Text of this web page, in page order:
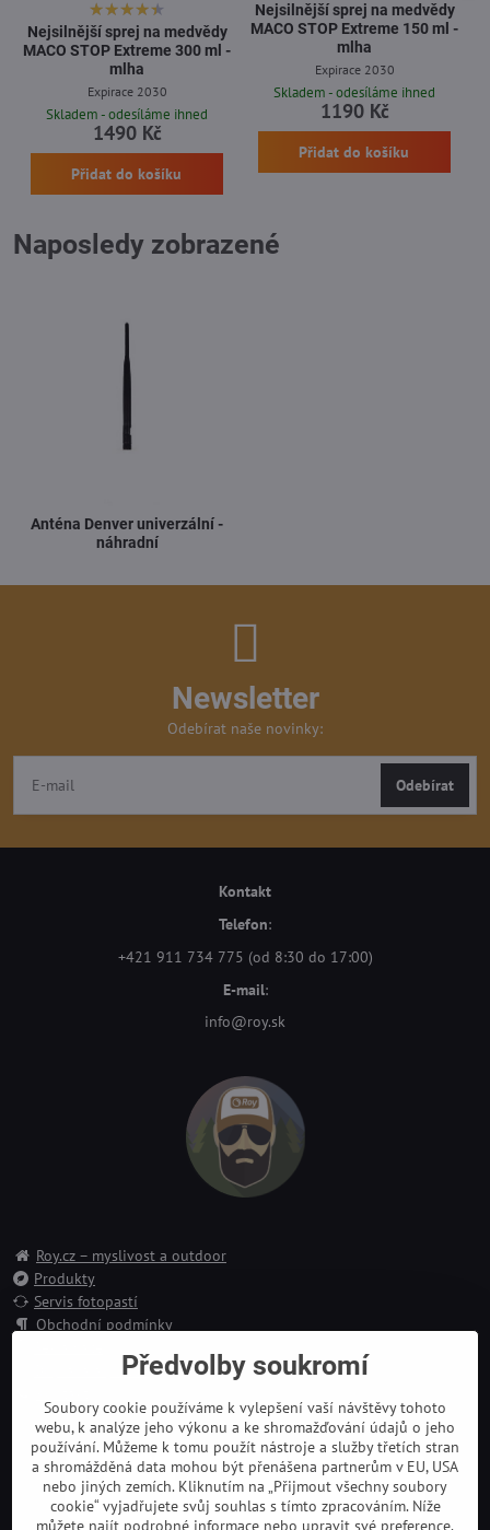
Nejsilnější sprej na medvědy
MACO STOP Extreme 300 ml -
mlha
Expirace 2030
Skladem - odesíláme ihned
1490 Kč
Přidat do košíku
Nejsilnější sprej na medvědy
MACO STOP Extreme 150 ml -
mlha
Expirace 2030
Skladem - odesíláme ihned
1190 Kč
Přidat do košíku
Naposledy zobrazené
Anténa Denver univerzální -
náhradní
Newsletter
Odebírat naše novinky:
Odebírat
Kontakt
Telefon:
+421 911 734 775 (od 8:30 do 17:00)
E-mail:
info@roy.sk
Roy.cz – myslivost a outdoor
Produkty
Servis fotopastí
Obchodní podmínky
Doprava a platbaPředvolby soukromí
Soubory cookie používáme k vylepšení vaší návštěvy tohoto
webu, k analýze jeho výkonu a ke shromažďování údajů o jeho
používání. Můžeme k tomu použít nástroje a služby třetích stran
a shromážděná data mohou být přenášena partnerům v EU, USA
nebo jiných zemích. Kliknutím na „Přijmout všechny soubory
cookie“ vyjadřujete svůj souhlas s tímto zpracováním. Níže
můžete najít podrobné informace nebo upravit své preference.